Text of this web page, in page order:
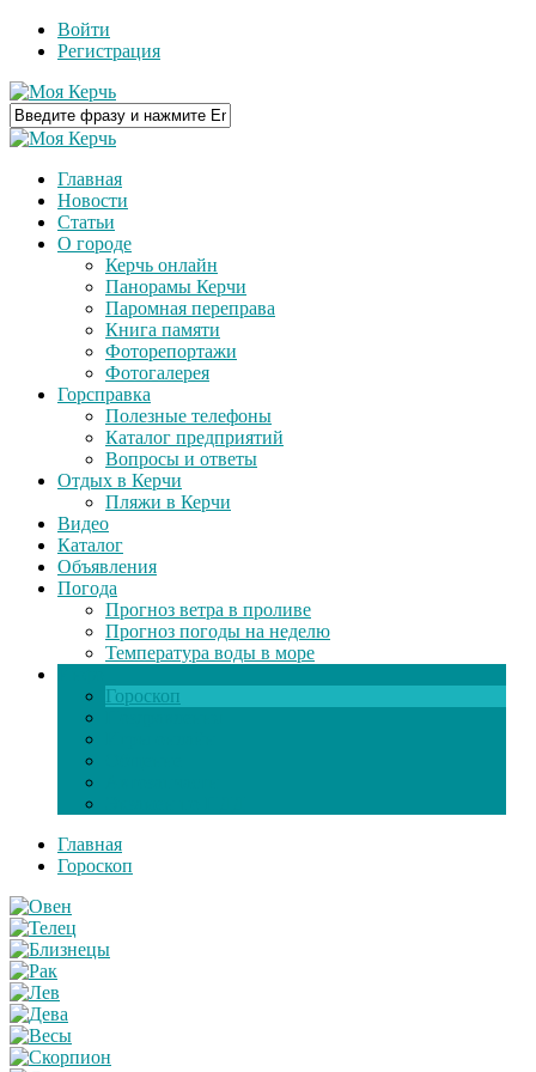
Войти
Регистрация
Главная
Новости
Статьи
О городе
Керчь онлайн
Панорамы Керчи
Паромная переправа
Книга памяти
Фоторепортажи
Фотогалерея
Горсправка
Полезные телефоны
Каталог предприятий
Вопросы и ответы
Отдых в Керчи
Пляжи в Керчи
Видео
Каталог
Объявления
Погода
Прогноз ветра в проливе
Прогноз погоды на неделю
Температура воды в море
Гороскоп
Главная
Гороскоп